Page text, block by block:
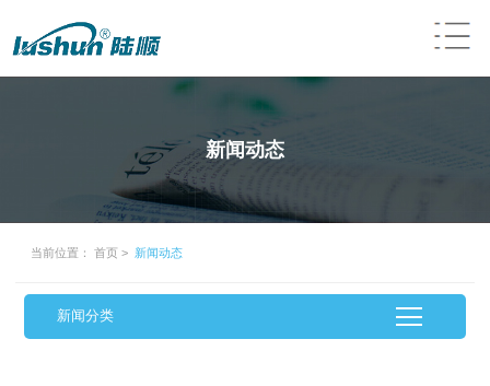
新闻动态
当前位置： 首页 > 新闻动态
新闻分类